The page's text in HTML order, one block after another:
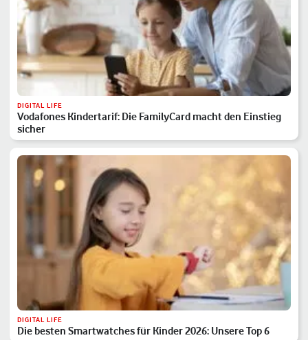
DIGITAL LIFE
Vodafones Kindertarif: Die FamilyCard macht den Einstieg
sicher
DIGITAL LIFE
Die besten Smartwatches für Kinder 2026: Unsere Top 6